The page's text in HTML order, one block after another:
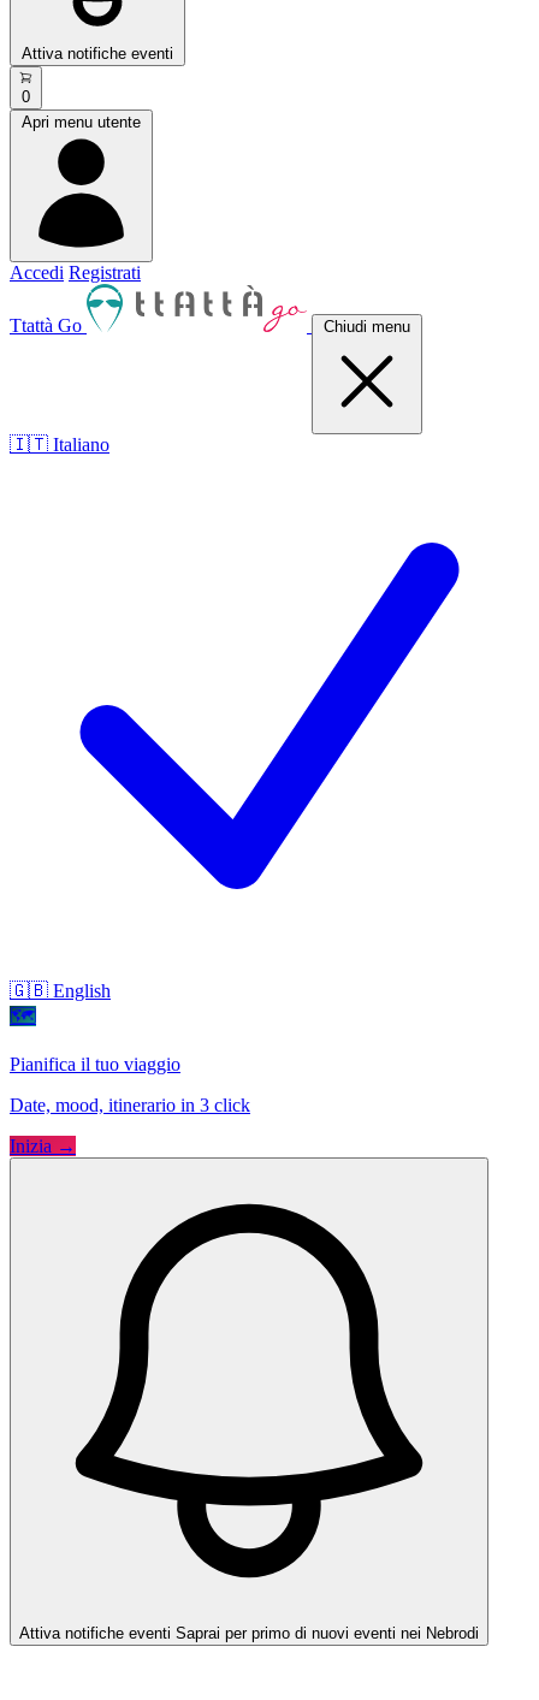
Attiva notifiche eventi
0
Apri menu utente
Accedi Registrati
Ttattà Go Chiudi menu
🇮🇹 Italiano
🇬🇧 English
🗺
Pianifica il tuo viaggio
Date, mood, itinerario in 3 click
Inizia →
Attiva notifiche eventi Saprai per primo di nuovi eventi nei Nebrodi